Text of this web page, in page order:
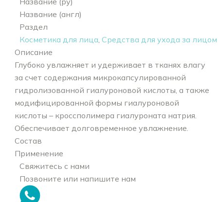
Название (англ)
Раздел
Косметика для лица Средства для ухода за лицом
Описание
Глубоко увлажняет и удерживает в тканях влагу
за счет содержания микрокапсулированной
гидролизованной гиалуроновой кислоты, а также
модифицированной формы гиалуроновой
кислоты – кроссполимера гиалуроната натрия.
Обеспечивает долговременное увлажнение.
Состав
Применение
Свяжитесь с нами
Позвоните или напишите нам